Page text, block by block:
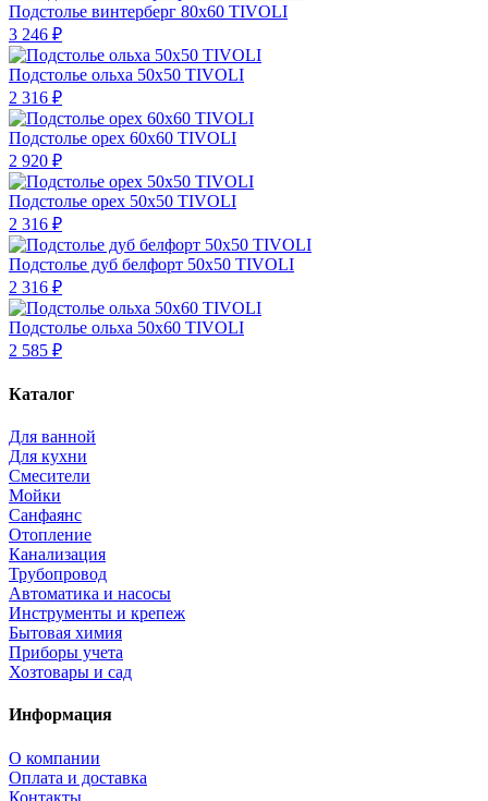
Подстолье винтерберг 80х60 TIVOLI
3 246 ₽
Подстолье ольха 50х50 TIVOLI
2 316 ₽
Подстолье орех 60х60 TIVOLI
2 920 ₽
Подстолье орех 50х50 TIVOLI
2 316 ₽
Подстолье дуб белфорт 50х50 TIVOLI
2 316 ₽
Подстолье ольха 50х60 TIVOLI
2 585 ₽
Каталог
Для ванной
Для кухни
Смесители
Мойки
Санфаянс
Отопление
Канализация
Трубопровод
Автоматика и насосы
Инструменты и крепеж
Бытовая химия
Приборы учета
Хозтовары и сад
Информация
О компании
Оплата и доставка
Контакты